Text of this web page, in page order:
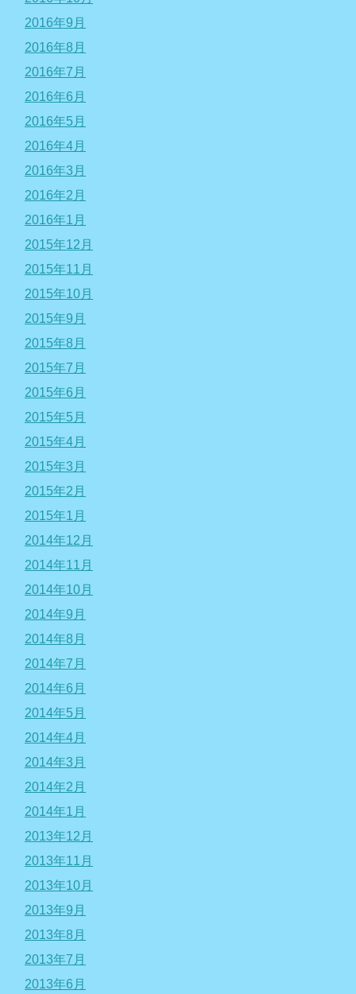
2016年9月
2016年8月
2016年7月
2016年6月
2016年5月
2016年4月
2016年3月
2016年2月
2016年1月
2015年12月
2015年11月
2015年10月
2015年9月
2015年8月
2015年7月
2015年6月
2015年5月
2015年4月
2015年3月
2015年2月
2015年1月
2014年12月
2014年11月
2014年10月
2014年9月
2014年8月
2014年7月
2014年6月
2014年5月
2014年4月
2014年3月
2014年2月
2014年1月
2013年12月
2013年11月
2013年10月
2013年9月
2013年8月
2013年7月
2013年6月